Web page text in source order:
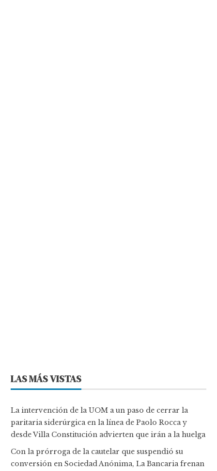
LAS MÁS VISTAS
La intervención de la UOM a un paso de cerrar la
paritaria siderúrgica en la línea de Paolo Rocca y
desde Villa Constitución advierten que irán a la huelga
Con la prórroga de la cautelar que suspendió su
conversión en Sociedad Anónima, La Bancaria frenan